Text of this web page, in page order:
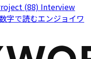
(88) Interview
字で読むエンジョイワ